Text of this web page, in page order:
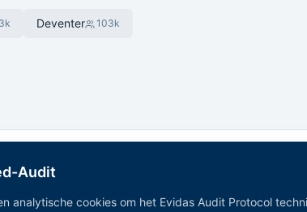
k Deventer 103k
Audit
analytische cookies om het Evidas Audit Protocol